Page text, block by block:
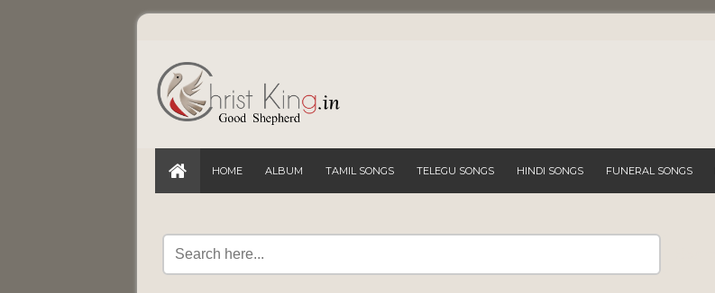
HOME ALBUM TAMIL SONGS TELEGU SONGS HINDI SONGS FUNERAL SONGS